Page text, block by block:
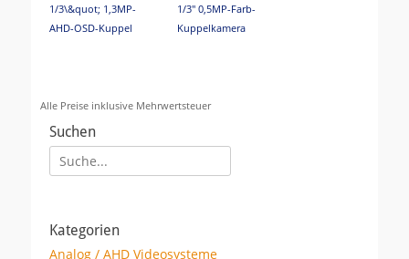
1/3\&quot; 1,3MP-
AHD-OSD-Kuppel
1/3" 0,5MP-Farb-
Kuppelkamera
Farb-Zyl.Kam. 67°
Alle Preise inklusive Mehrwertsteuer
Suchen
Suche
für:
Kategorien
Analog / AHD Videosysteme